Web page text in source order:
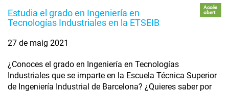
Estudia el grado en Ingeniería en
Tecnologías Industriales en la ETSEIB
Accés
obert
27 de maig 2021
¿Conoces el grado en Ingeniería en Tecnologías
Industriales que se imparte en la Escuela Técnica Superior
de Ingeniería Industrial de Barcelona? ¿Quieres saber por